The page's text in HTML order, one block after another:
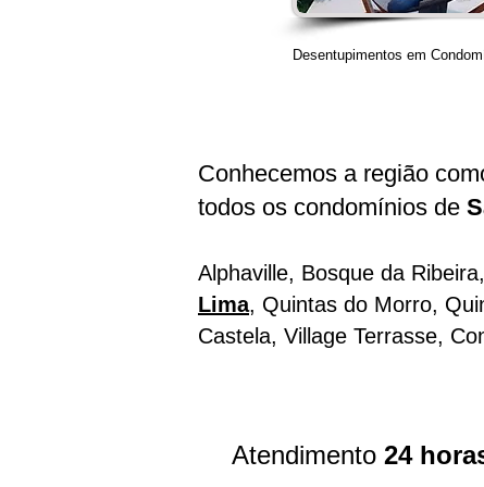
Desentupimentos em
Conhecemos a região
todos os condomínios de
Alphaville, Bosque da
Lima, Quintas do Morro,
Castela, Village Terrasse,
Atendimento 24